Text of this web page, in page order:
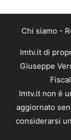
Chi siamo -
Imtv.it di
Giuseppe
Imtv.it non è
aggiornato
considerarsi